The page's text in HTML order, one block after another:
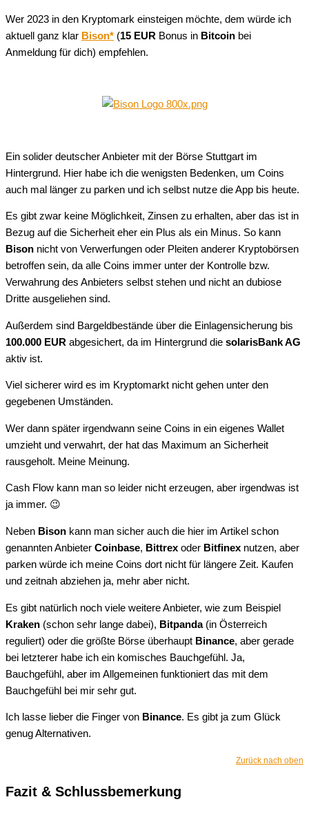
Wer 2023 in den Kryptomark einsteigen möchte, dem würde ich
aktuell ganz klar Bison* (15 EUR Bonus in Bitcoin bei
Anmeldung für dich) empfehlen.
Ein solider deutscher Anbieter mit der Börse Stuttgart im
Hintergrund. Hier habe ich die wenigsten Bedenken, um Coins
auch mal länger zu parken und ich selbst nutze die App bis heute.
Es gibt zwar keine Möglichkeit, Zinsen zu erhalten, aber das ist in
Bezug auf die Sicherheit eher ein Plus als ein Minus. So kann
Bison nicht von Verwerfungen oder Pleiten anderer Kryptobörsen
betroffen sein, da alle Coins immer unter der Kontrolle bzw.
Verwahrung des Anbieters selbst stehen und nicht an dubiose
Dritte ausgeliehen sind.
Außerdem sind Bargeldbestände über die Einlagensicherung bis
100.000 EUR abgesichert, da im Hintergrund die solarisBank AG
aktiv ist.
Viel sicherer wird es im Kryptomarkt nicht gehen unter den
gegebenen Umständen.
Wer dann später irgendwann seine Coins in ein eigenes Wallet
umzieht und verwahrt, der hat das Maximum an Sicherheit
rausgeholt. Meine Meinung.
Cash Flow kann man so leider nicht erzeugen, aber irgendwas ist
ja immer. 😉
Neben Bison kann man sicher auch die hier im Artikel schon
genannten Anbieter Coinbase, Bittrex oder Bitfinex nutzen, aber
parken würde ich meine Coins dort nicht für längere Zeit. Kaufen
und zeitnah abziehen ja, mehr aber nicht.
Es gibt natürlich noch viele weitere Anbieter, wie zum Beispiel
Kraken (schon sehr lange dabei), Bitpanda(in Österreich
reguliert) oder die größte Börse überhaupt Binance, aber gerade
bei letzterer habe ich ein komisches Bauchgefühl. Ja,
Bauchgefühl, aber im Allgemeinen funktioniert das mit dem
Bauchgefühl bei mir sehr gut.
Ich lasse lieber die Finger von Binance. Es gibt ja zum Glück
genug Alternativen.
Zurück nach oben
Fazit & Schlussbemerkung